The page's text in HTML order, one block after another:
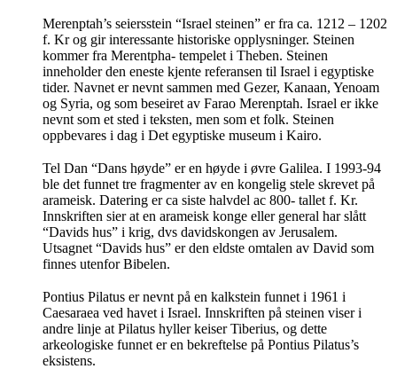
Merenptah’s seiersstein “Israel steinen” er fra ca. 1212 – 1202
f. Kr og gir interessante historiske opplysninger. Steinen
kommer fra Merentpha- tempelet i Theben. Steinen
inneholder den eneste kjente referansen til Israel i egyptiske
tider. Navnet er nevnt sammen med Gezer, Kanaan, Yenoam
og Syria, og som beseiret av Farao Merenptah. Israel er ikke
nevnt som et sted i teksten, men som et folk. Steinen
oppbevares i dag i Det egyptiske museum i Kairo.
Tel Dan “Dans høyde” er en høyde i øvre Galilea. I 1993-94
ble det funnet tre fragmenter av en kongelig stele skrevet på
arameisk. Datering er ca siste halvdel ac 800- tallet f. Kr.
Innskriften sier at en arameisk konge eller general har slått
“Davids hus” i krig, dvs davidskongen av Jerusalem.
Utsagnet “Davids hus” er den eldste omtalen av David som
finnes utenfor Bibelen.
Pontius Pilatus er nevnt på en kalkstein funnet i 1961 i
Caesaraea ved havet i Israel. Innskriften på steinen viser i
andre linje at Pilatus hyller keiser Tiberius, og dette
arkeologiske funnet er en bekreftelse på Pontius Pilatus’s
eksistens.